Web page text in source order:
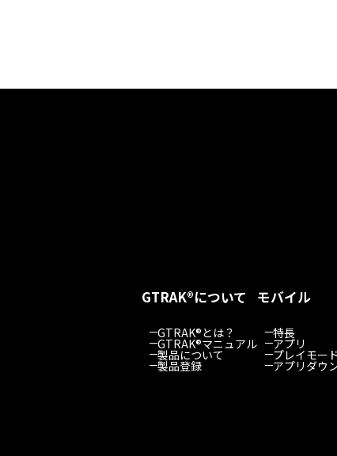
GTRAK®について
GTRAK®とは？
GTRAK®マニュアル
製品について
製品登録
モバイル
特長
アプリ
プレイモー
アプリダウ